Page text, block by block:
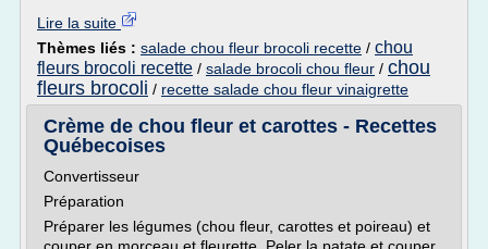
Lire la suite
Thèmes liés : salade chou fleur brocoli recette / chou
fleurs brocoli recette / salade brocoli chou fleur / chou
fleurs brocoli / recette salade chou fleur vinaigrette
Crème de chou fleur et carottes - Recettes
Québecoises
Convertisseur
Préparation
Préparer les légumes (chou fleur, carottes et poireau) et